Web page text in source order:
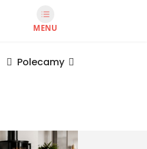
MENU
Polecamy